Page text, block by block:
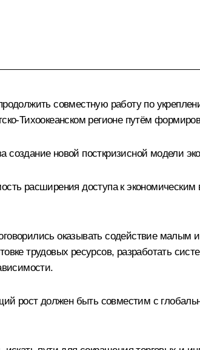
совместную работу по
Тихоокеанском регионе путём
новой посткризисной модели
расширения доступа к
оказывать содействие
трудовых ресурсов, разработать
рост должен быть совместим с